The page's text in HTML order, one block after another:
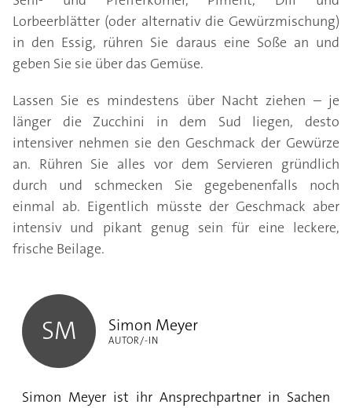
Lorbeerblätter (oder alternativ die Gewürzmischung)
in den Essig, rühren Sie daraus eine Soße an und
geben Sie sie über das Gemüse.
Lassen Sie es mindestens über Nacht ziehen – je
länger die Zucchini in dem Sud liegen, desto
intensiver nehmen sie den Geschmack der Gewürze
an. Rühren Sie alles vor dem Servieren gründlich
durch und schmecken Sie gegebenenfalls noch
einmal ab. Eigentlich müsste der Geschmack aber
intensiv und pikant genug sein für eine leckere,
frische Beilage.
SM Simon Meyer
AUTOR/-IN
Simon Meyer ist ihr Ansprechpartner in Sachen